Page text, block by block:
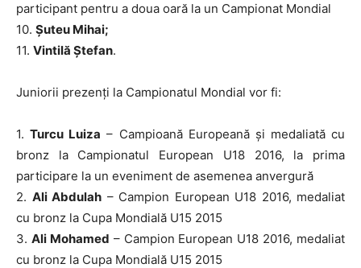
participant pentru a doua oară la un Campionat Mondial
10. Șuteu Mihai;
11. Vintilă Ștefan.
Juniorii prezenți la Campionatul Mondial vor fi:
1.Turcu Luiza – Campioană Europeană și medaliată cu
bronz la Campionatul European U18 2016, la prima
participare la un eveniment de asemenea anvergură
2. Ali Abdulah – Campion European U18 2016, medaliat
cu bronz la Cupa Mondială U15 2015
3. Ali Mohamed – Campion European U18 2016, medaliat
cu bronz la Cupa Mondială U15 2015